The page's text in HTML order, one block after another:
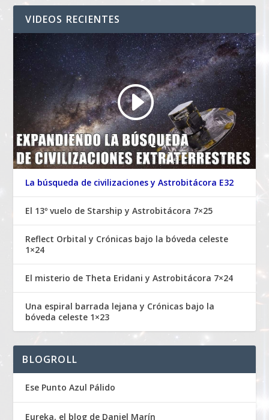
VIDEOS RECIENTES
La búsqueda de civilizaciones y Astrobitácora E32
El 13º vuelo de Starship y Astrobitácora 7×25
Reflect Orbital y Crónicas bajo la bóveda celeste
1×24
El misterio de Theta Eridani y Astrobitácora 7×24
Una espiral barrada lejana y Crónicas bajo la
bóveda celeste 1×23
BLOGROLL
Ese Punto Azul Pálido
Eureka, el blog de Daniel Marín